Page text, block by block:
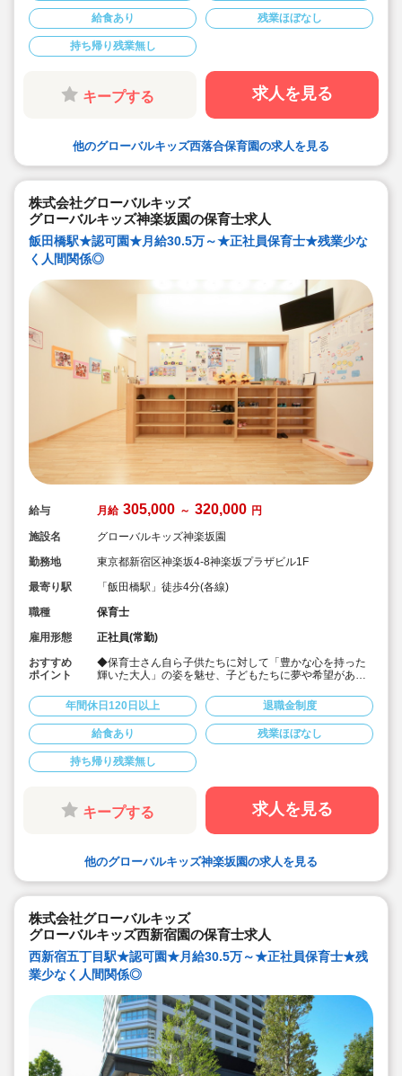
◆半日有給OKで子育て中の方も働きやすい環境です
◆会社独自の休暇制度がありますので、独身、既婚者問
わずノビノビと働きやすい環境です。
◆宿舎借上げ制度利用可能です！
◆職員間の人間関係を大事にしています。チーム保育で
新しい仲間も皆でサポート。新卒で不安な方、中途で馴
染めるか不安な方ブランク空けの方、別業種からのキャ
リアチェンジの方！どんな方でもチームでサポートしあ
いながら保育をする環境です
能です！
す！
◆充実の福利厚生、海外研修など腰を据え長く勤務でき
成長し続けられる環境が整っています。
給食あり 残業ほぼなし
持ち帰り残業無し
キープする 求人を見る
他のグローバルキッズ西落合保育園の求人を見る
株式会社グローバルキッズ
グローバルキッズ神楽坂園の保育士求人
飯田橋駅★認可園★月給30.5万～★正社員保育士★残業少な
く人間関係◎
給与 月給 305,000 ～ 320,000 円
施設名
グローバルキッズ神楽坂園
勤務地
東京都新宿区神楽坂4-8神楽坂プラザビル1F
最寄り駅
「飯田橋駅」徒歩4分(各線)
職種
保育士
雇用形態
正社員(常勤)
おすすめ
ポイント
◆保育士さん自ら子供たちに対して「豊かな心を持った
輝いた大人」の姿を魅せ、子どもたちに夢や希望がある
◆年間休日125日以上！
◆子育て期間中は時短勤務OK
◆半日有給OKで子育て中の方も働きやすい環境です
◆会社独自の休暇制度がありますので、独身、既婚者問
わずノビノビと働きやすい環境です。
◆宿舎借上げ制度利用可能です！
◆職員間の人間関係を大事にしています。チーム保育で
新しい仲間も皆でサポート。新卒で不安な方、中途で馴
染めるか不安な方ブランク空けの方、別業種からのキャ
リアチェンジの方！どんな方でもチームでサポートしあ
いながら保育をする環境です
能です！
す！
◆充実の福利厚生、海外研修など腰を据え長く勤務でき
成長し続けられる環境が整っています。
年間休日120日以上 退職金制度
給食あり 残業ほぼなし
持ち帰り残業無し
キープする 求人を見る
他のグローバルキッズ神楽坂園の求人を見る
株式会社グローバルキッズ
グローバルキッズ西新宿園の保育士求人
西新宿五丁目駅★認可園★月給30.5万～★正社員保育士★残
業少なく人間関係◎